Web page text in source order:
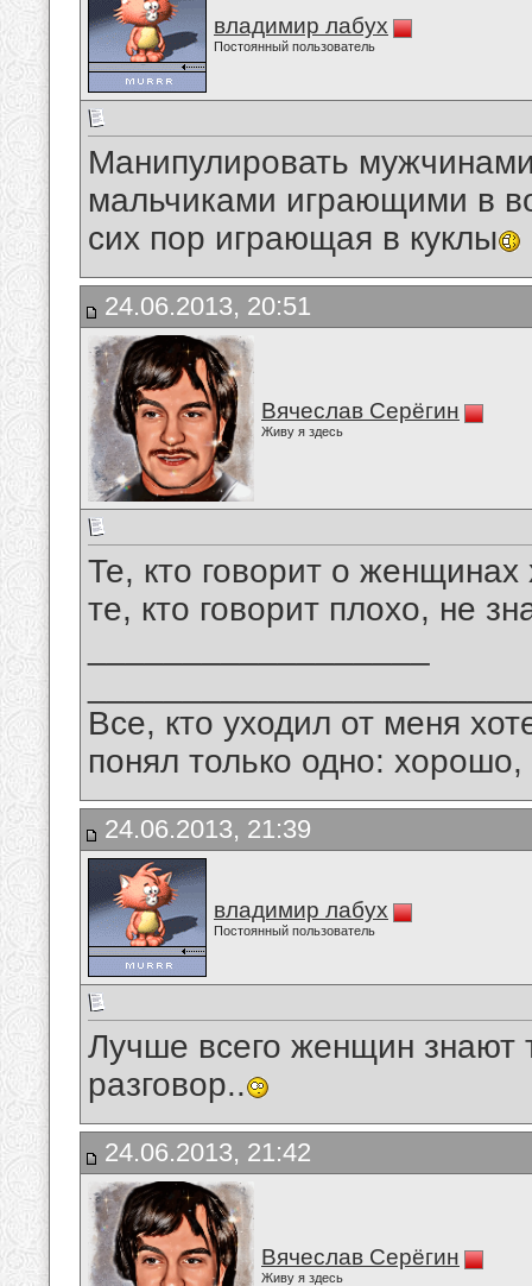
владимир лабух
Постоянный пользователь
Манипулировать
мальчиками играющими в
сих пор играющая в куклы
24.06.2013, 20:51
Вячеслав Серёгин
Живу я здесь
Те, кто говорит о
те, кто говорит плохо, не
Все, кто уходил от меня
понял только одно:
24.06.2013, 21:39
владимир лабух
Постоянный пользователь
Лучше всего женщин знают
разговор..
24.06.2013, 21:42
Вячеслав Серёгин
Живу я здесь